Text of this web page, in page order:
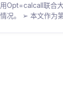
Opt=calcall联合
况。 ➢ 本文作为